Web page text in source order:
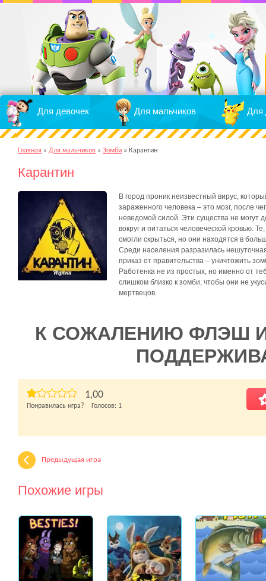
Для девочек Для мальчиков Для
Главная » Для мальчиков » Зомби » Карантин
Карантин
В город проник неизвестный вирус,
зараженного человека – это мозг, после
неведомой силой. Эти существа не могут
вокруг и питаться человеческой кровью.
смогли скрыться, но они находятся в
Среди населения разразилась
приказ от правительства – уничтожить
Работенка не из простых, но именно от
слишком близко к зомби, чтобы они не
мертвецов.
К СОЖАЛЕНИЮ ФЛЭШ
1,00
Понравилась игра? Голосов: 1
Предыдущая игра
Похожие игры